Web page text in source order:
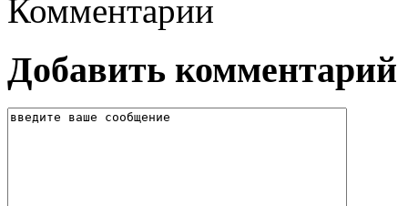
Комментарии
Добавить комментарий